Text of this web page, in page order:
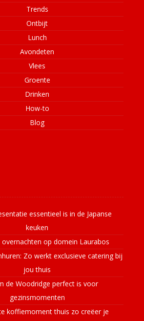
Trends
Ontbijt
Lunch
Avondeten
Vlees
Groente
Drinken
How-to
Blog
essentieel is in de Japanse
keuken
overnachten op domein Laurabos
Zo werkt exclusieve catering bij
jou thuis
de Woodridge perfect is voor
gezinsmomenten
koffiemoment thuis zo creëer je